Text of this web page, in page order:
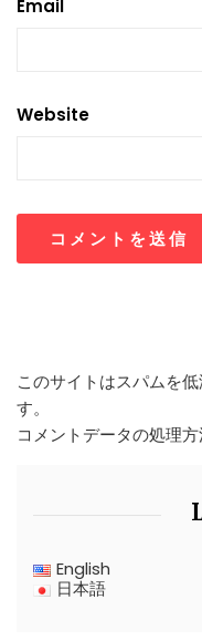
Email
Website
このサイトはスパムを
す。
コメントデータの処理
English
日本語